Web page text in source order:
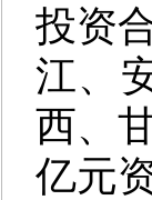
投资
江、
西、
亿元